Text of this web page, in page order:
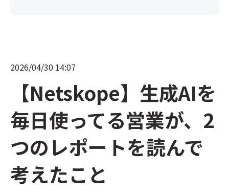
2026/04/30 14:07
【Netskope】生成AIを
毎日使ってる営業が、2
つのレポートを読んで
考えたこと